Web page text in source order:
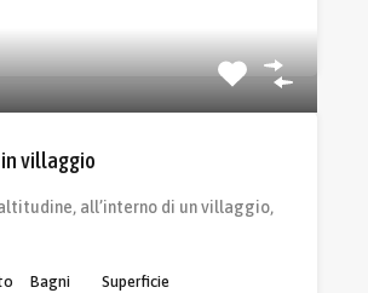
villaggio
all’interno di un villaggio,
Bagni
Superficie